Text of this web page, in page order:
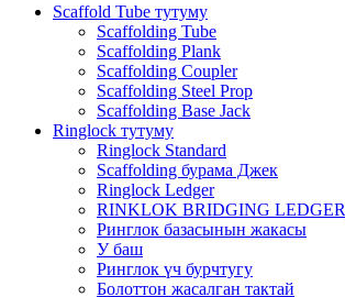
Scaffold Tube тутуму
Scaffolding Tube
Scaffolding Plank
Scaffolding Coupler
Scaffolding Steel Prop
Scaffolding Base Jack
Ringlock тутуму
Ringlock Standard
Scaffolding бурама Джек
Ringlock Ledger
RINKLOK BRIDGING LEDGER
Ринглок базасынын жакасы
У баш
Ринглок үч бурчтугу
Болоттон жасалган тактай